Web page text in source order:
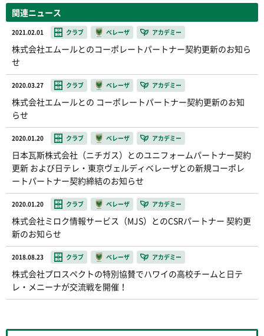
関連ニュース
2021.02.01 クラブ ベレーザ アカデミー
株式会社エムールとのコーポレートパートナー契約更新のお知ら
せ
2020.03.27 クラブ ベレーザ アカデミー
株式会社エムールとの コーポレートパートナー契約更新のお知
らせ
2020.01.20 クラブ ベレーザ アカデミー
日本瓦斯株式会社（ニチガス）とのユニフォームパートナー契約
更新 および日テレ・東京ヴェルディベレーザとの新規コーポレ
ートパートナー契約締結のお知らせ
2020.01.20 クラブ ベレーザ アカデミー
株式会社ミロク情報サービス（MJS）とのCSRパートナー 契約更
新のお知らせ
2018.08.23 クラブ ベレーザ アカデミー
株式会社プロスペクトの特別協賛でハワイの高校チームと日テ
レ・メニーナが交流戦を開催！